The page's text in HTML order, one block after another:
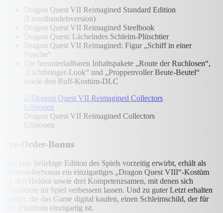
Dragon Quest VII Reimagined Standard Edition
(Einzelhandelsversion)
Dragon Quest VII Reimagined Steelbook
Dragon Quest: Lächelndes Schleim-Plüschtier
Dragon Quest VII Reimagined: Figur „Schiff in einer
Flasche“
Die herunterladbaren Inhaltspakete „Route der Ruchlosen“,
„Lichtbringer-Look“ und „Proppenvoller Beute-Beutel“
sowie den Ruff-Kostüm-DLC
Dragon Quest VII Reimagined Collectors
Editionen
Pre-Order-Bonus
Wer eine beliebige Edition des Spiels vorzeitig erwirbt, erhält als
Vorbestellerbonus ein einzigartiges „Dragon Quest VIII“-Kostüm
für den Helden sowie drei Kompetenzsamen, mit denen sich
Charaktere im Spiel verbessern lassen. Und zu guter Letzt erhalten
Spieler, die das Game digital kaufen, einen Schleimschild, der für
jede Plattform einzigartig ist.